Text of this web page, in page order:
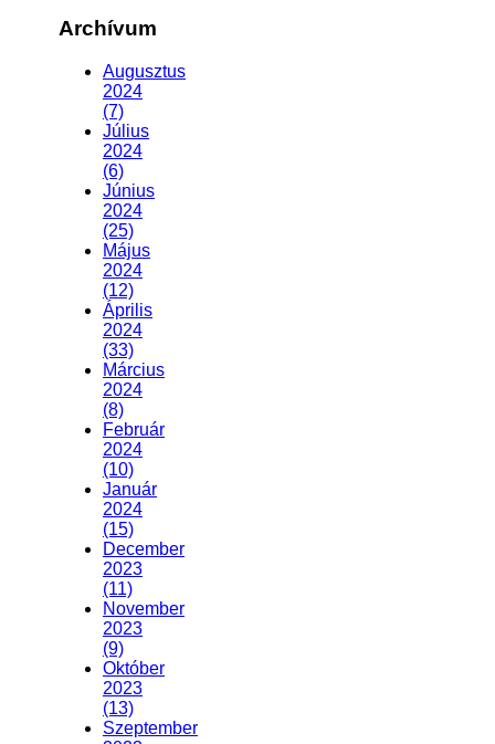
Archívum
Augusztus
2024
(7)
Július
2024
(6)
Június
2024
(25)
Május
2024
(12)
Április
2024
(33)
Március
2024
(8)
Február
2024
(10)
Január
2024
(15)
December
2023
(11)
November
2023
(9)
Október
2023
(13)
Szeptember